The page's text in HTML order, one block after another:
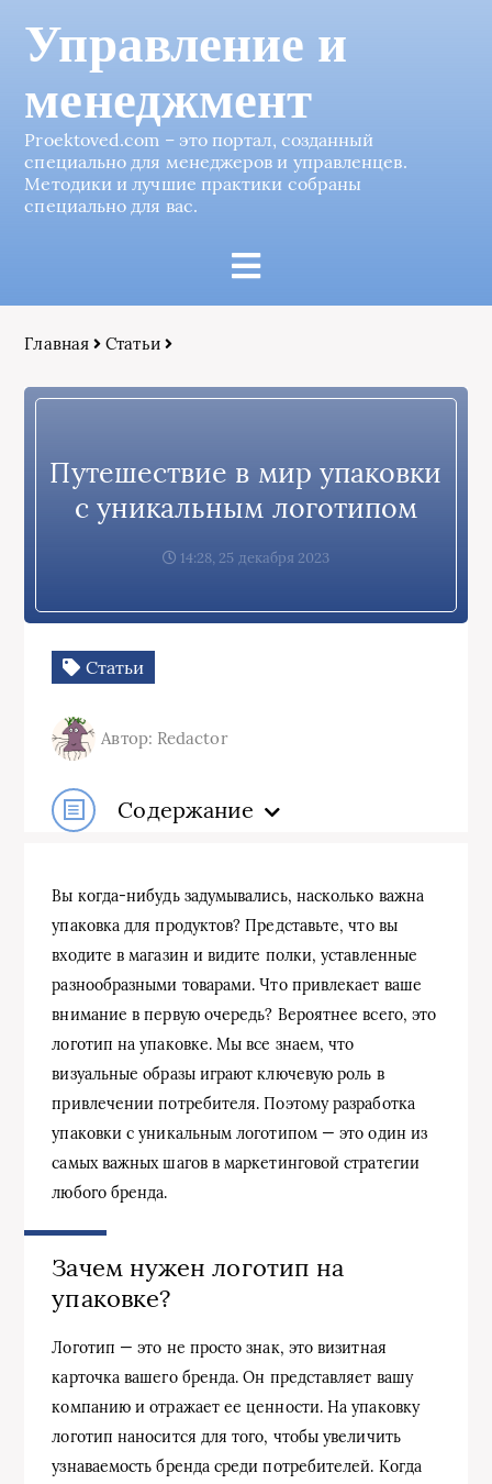
Управление и
менеджмент
Proektoved.com – это портал, созданный
специально для менеджеров и управленцев.
Методики и лучшие практики собраны
специально для вас.
Главная Статьи
Путешествие в мир упаковки
с уникальным логотипом
14:28, 25 декабря 2023
Статьи
Автор: Redactor
Содержание
Вы когда-нибудь задумывались, насколько важна
упаковка для продуктов? Представьте, что вы
входите в магазин и видите полки, уставленные
разнообразными товарами. Что привлекает ваше
внимание в первую очередь? Вероятнее всего, это
логотип на упаковке. Мы все знаем, что
визуальные образы играют ключевую роль в
привлечении потребителя. Поэтому разработка
упаковки с уникальным логотипом — это один из
самых важных шагов в маркетинговой стратегии
любого бренда.
Зачем нужен логотип на
упаковке?
Логотип — это не просто знак, это визитная
карточка вашего бренда. Он представляет вашу
компанию и отражает ее ценности. На упаковку
логотип наносится для того, чтобы увеличить
узнаваемость бренда среди потребителей. Когда